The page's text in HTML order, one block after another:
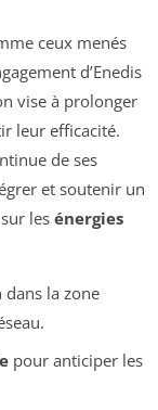
ceux menés
d’Enedis
vise à prolonger
leur efficacité.
de ses
et soutenir un
les énergies
la zone
pour anticiper les